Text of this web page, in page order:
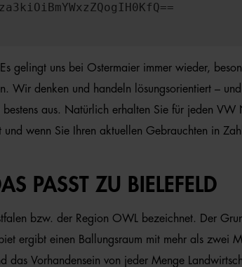
gelingt uns bei Ostermaier immer wieder,
Wir denken und handeln lösungsorientiert –
aus. Natürlich erhalten Sie für jeden
wenn Sie Ihren aktuellen Gebrauchten in
PASST ZU BIELEFELD
bzw. der Region OWL bezeichnet. Der
ergibt einen Ballungsraum mit mehr als zwei
das Vorhandensein von jeder Menge